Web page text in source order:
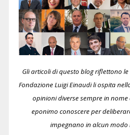
Gli articoli di questo blog riflettono
Fondazione Luigi Einaudi li ospita
opinioni diverse sempre in
eponimo conoscere per
impegnano in alcun modo